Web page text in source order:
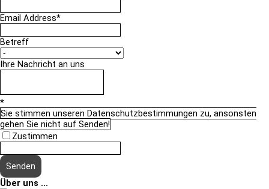
Email Address*
Betreff
Ihre Nachricht an uns
*
Sie stimmen unseren Datenschutzbestimmungen zu, ansonsten
gehen Sie nicht auf Senden!
Zustimmen
Über uns ...